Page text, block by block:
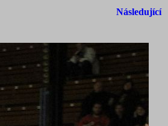
Následující